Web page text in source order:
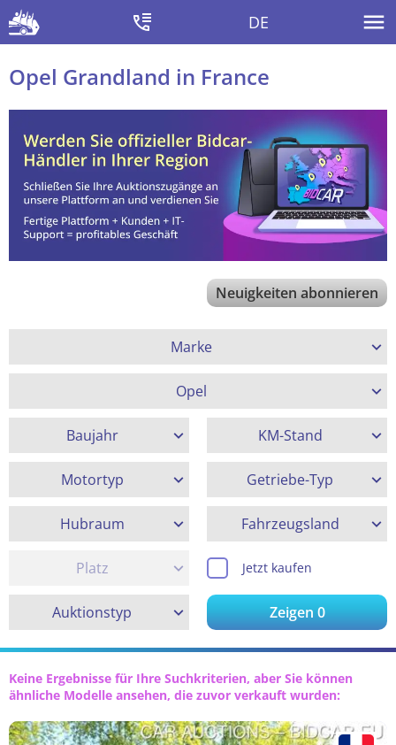
DE
Opel Grandland in France
Neuigkeiten abonnieren
Marke
Opel
Baujahr KM-Stand
Motortyp Getriebe-Typ
Hubraum Fahrzeugsland
Platz Jetzt kaufen
Auktionstyp Zeigen0
Keine Ergebnisse für Ihre Suchkriterien, aber Sie können
ähnliche Modelle ansehen, die zuvor verkauft wurden: